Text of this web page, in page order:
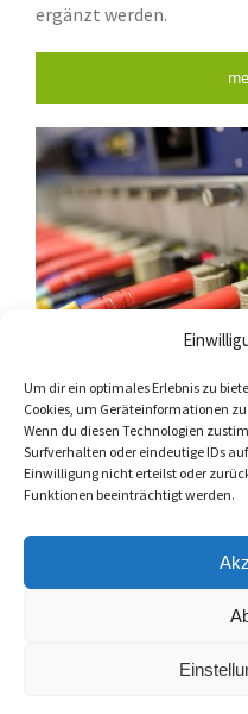
Um dir ein optimales Erlebnis zu
Cookies, um Geräteinformationen
Wenn du diesen Technologien
Surfverhalten oder eindeutige IDs
Einwilligung nicht erteilst oder
Funktionen beeinträchtigt werden.
ergänzt werden.
Open-Access/VULA
Die süc//dacor GmbH
Dienstbetreibern einen
Vorleistungsebene. Wir
10,25,50 und 100 Mbit/s
zu 50 Mbit/s via VDSL